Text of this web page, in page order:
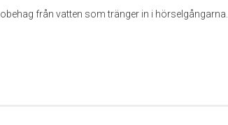
från vatten som tränger in i hörselgångarna.